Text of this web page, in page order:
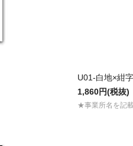
U01-白地×紺
1,860円(税抜)
★事業所名を記